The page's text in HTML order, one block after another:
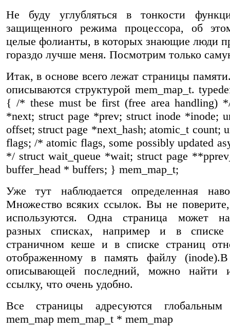
Не буду углубляться в тонкости
защищенного режима процессора, об
целые фолианты, в которых знающие люди
гораздо лучше меня. Посмотрим только
Итак, в основе всего лежат страницы
описываются структурой mem_map_t.
{ /* these must be first (free area handling)
*next; struct page *prev; struct inode *inode;
offset; struct page *next_hash; atomic_t count;
flags; /* atomic flags, some possibly updated
*/ struct wait_queue *wait; struct page
buffer_head * buffers; } mem_map_t;
Уже тут наблюдается определенная
Множество всяких ссылок. Вы не
используются. Одна страница может
разных списках, например и в списке
страничном кеше и в списке страниц
отображенному в память файлу (inode).В
описывающей последний, можно найти
ссылку, что очень удобно.
Все страницы адресуются глобальным
mem_map mem_map_t * mem_map